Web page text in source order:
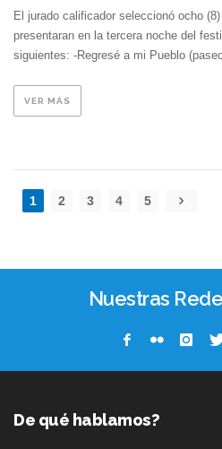
El jurado calificador seleccionó ocho
presentaran en la tercera noche del
siguientes: -Regresé a mi Pueblo
VER MÁS
1 2 3 4 5
Nuestras
De qué hablamos?